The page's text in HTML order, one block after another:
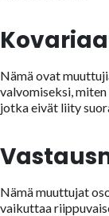
Nämä ovat
valvomiseksi,
jotka eivät liity
Nämä muuttujat
vaikuttaa